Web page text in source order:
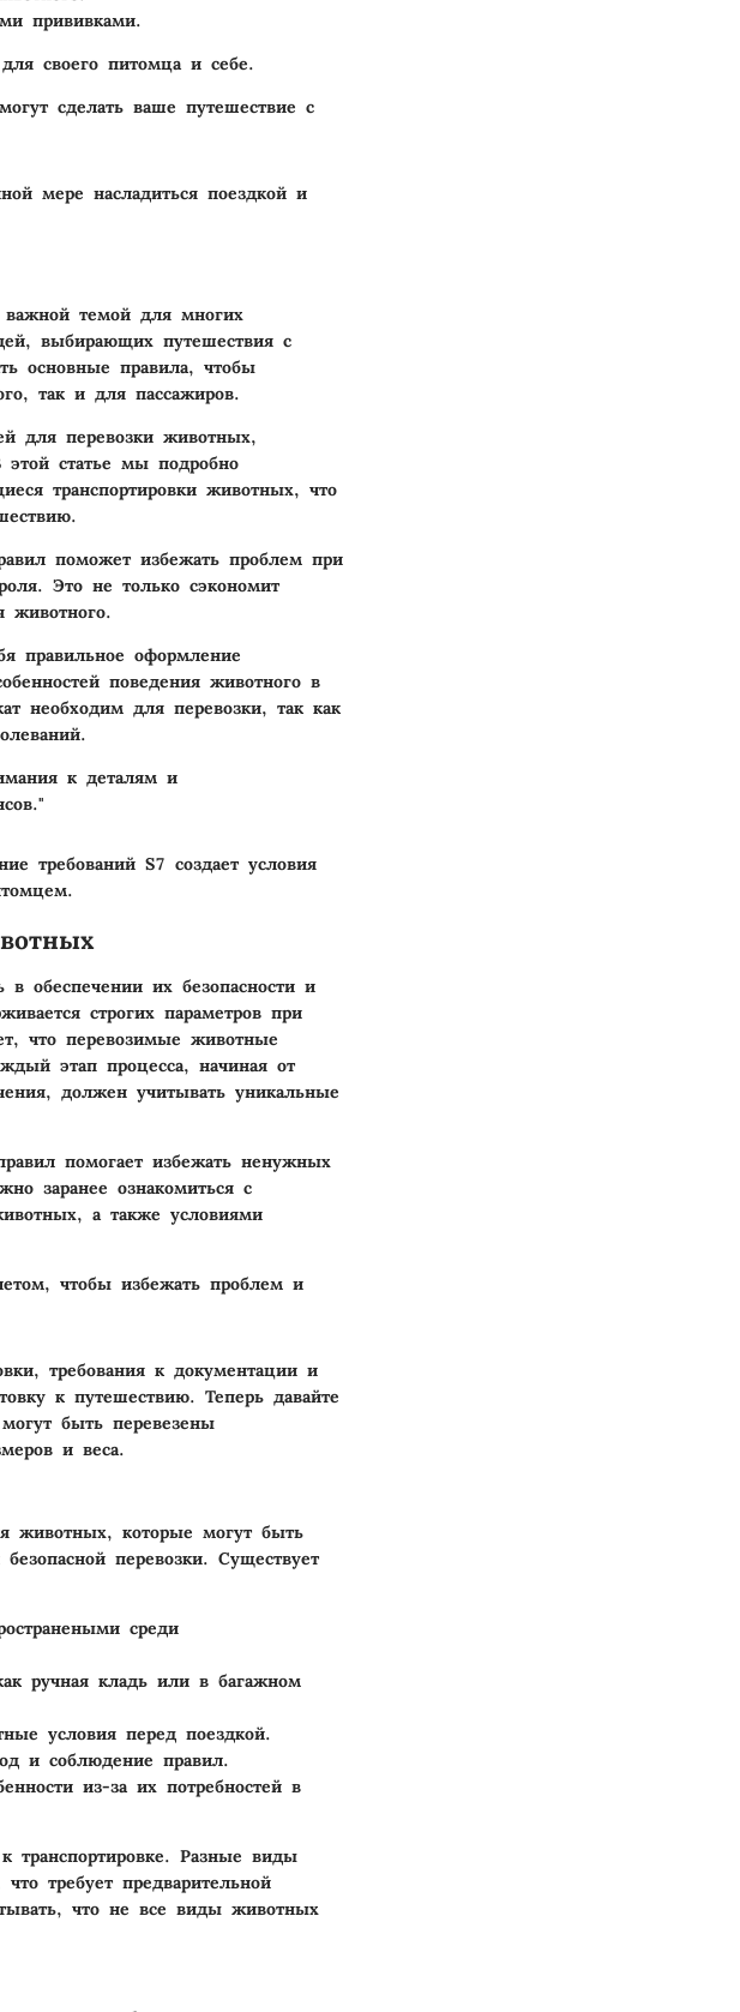
прививками.
своего питомца и себе.
сделать ваше путешествие с
мере насладиться поездкой и
важной темой для многих
выбирающих путешествия с
основные правила, чтобы
так и для пассажиров.
для перевозки животных,
этой статье мы подробно
транспортировки животных, что
поможет избежать проблем при
Это не только сэкономит
животного.
правильное оформление
поведения животного в
необходим для перевозки, так как
к деталям и
требований S7 создает условия
обеспечении их безопасности и
строгих параметров при
что перевозимые животные
этап процесса, начиная от
должен учитывать уникальные
помогает избежать ненужных
заранее ознакомиться с
а также условиями
чтобы избежать проблем и
требования к документации и
к путешествию. Теперь давайте
быть перевезены
и веса.
животных, которые могут быть
перевозки. Существует
среди
ручная кладь или в багажном
условия перед поездкой.
и соблюдение правил.
из-за их потребностей в
транспортировке. Разные виды
требует предварительной
что не все виды животных